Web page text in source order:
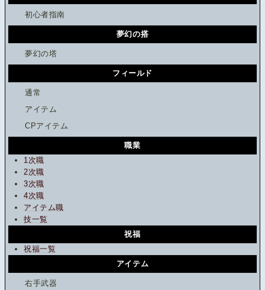
初心者指南
夢幻の搭
夢幻の塔
フィールド
通常
アイテム
CPアイテム
職業
1次職
2次職
3次職
4次職
アイテム職
技一覧
祝福
祝福一覧
アイテム
右手武器